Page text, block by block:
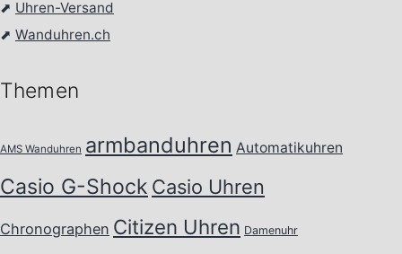
⬈ Uhren-Versand
⬈ Wanduhren.ch
Themen
AMS Wanduhren armbanduhren Automatikuhren
Casio G-Shock Casio Uhren
Chronographen Citizen Uhren Damenuhr